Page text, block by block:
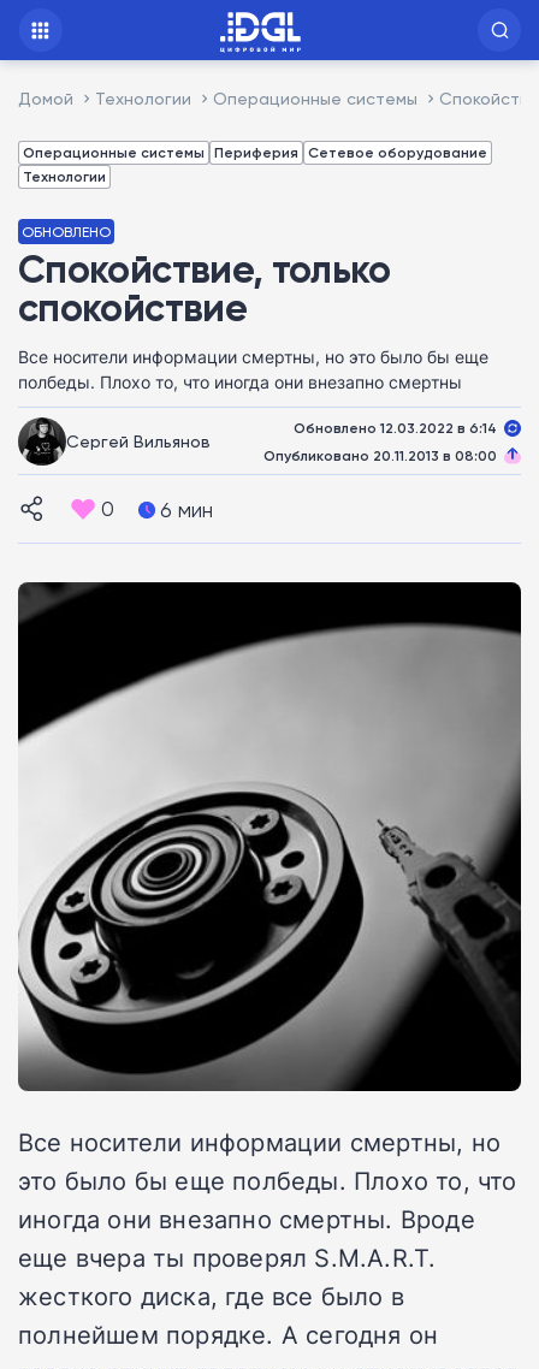
Домой Технологии Операционные системы
Операционные системы Периферия Сетевое оборудование
Технологии
ОБНОВЛЕНО
Спокойствие, только
спокойствие
Все носители информации смертны, но это было бы еще
полбеды. Плохо то, что иногда они внезапно смертны
Сергей Вильянов
Обновлено 12.03.2022 в 6:14
Опубликовано 20.11.2013 в 08:00
0 6 мин
Все носители информации смертны, но
это было бы еще полбеды. Плохо то, что
иногда они внезапно смертны. Вроде
еще вчера ты проверял S.M.A.R.T.
жесткого диска, где все было в
полнейшем порядке. А сегодня он